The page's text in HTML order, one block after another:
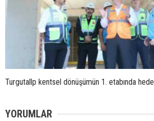
Turgutallp kentsel dönüşümün 1. etabında
YORUMLAR